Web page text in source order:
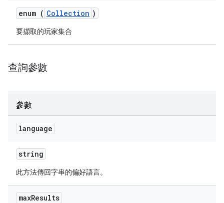
enum ( Collection )
要擷取的玩家集合
查詢參數
參數
language
string
此方法傳回字串的偏好語言。
maxResults